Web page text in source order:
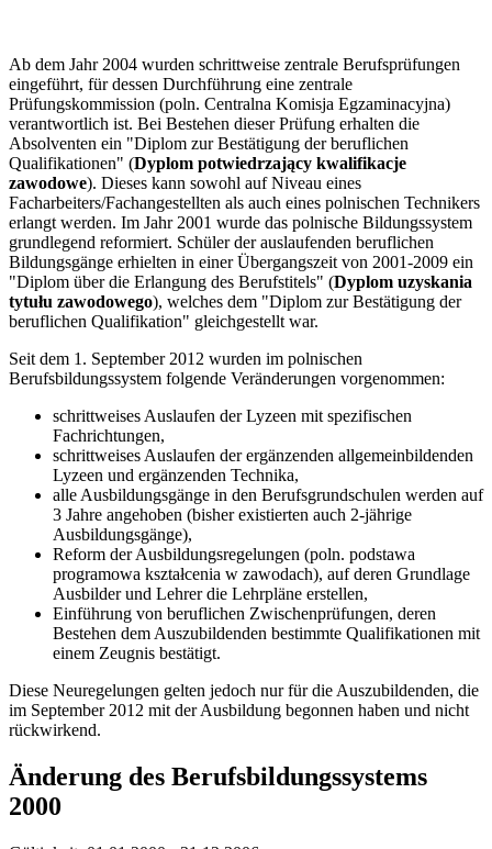
Ab dem Jahr 2004 wurden schrittweise zentrale Berufsprüfungen
eingeführt, für dessen Durchführung eine zentrale
Prüfungskommission (poln. Centralna Komisja Egzaminacyjna)
verantwortlich ist. Bei Bestehen dieser Prüfung erhalten die
Absolventen ein "Diplom zur Bestätigung der beruflichen
Qualifikationen" (Dyplom potwiedrzający kwalifikacje
zawodowe). Dieses kann sowohl auf Niveau eines
Facharbeiters/Fachangestellten als auch eines polnischen Technikers
erlangt werden. Im Jahr 2001 wurde das polnische Bildungssystem
grundlegend reformiert. Schüler der auslaufenden beruflichen
Bildungsgänge erhielten in einer Übergangszeit von 2001-2009 ein
"Diplom über die Erlangung des Berufstitels" (Dyplom uzyskania
tytułu zawodowego), welches dem "Diplom zur Bestätigung der
beruflichen Qualifikation" gleichgestellt war.
Seit dem 1. September 2012 wurden im polnischen
Berufsbildungssystem folgende Veränderungen vorgenommen:
schrittweises Auslaufen der Lyzeen mit spezifischen
Fachrichtungen,
schrittweises Auslaufen der ergänzenden allgemeinbildenden
Lyzeen und ergänzenden Technika,
alle Ausbildungsgänge in den Berufsgrundschulen werden auf
3 Jahre angehoben (bisher existierten auch 2-jährige
Ausbildungsgänge),
Reform der Ausbildungsregelungen (poln. podstawa
programowa kształcenia w zawodach), auf deren Grundlage
Ausbilder und Lehrer die Lehrpläne erstellen,
Einführung von beruflichen Zwischenprüfungen, deren
Bestehen dem Auszubildenden bestimmte Qualifikationen mit
einem Zeugnis bestätigt.
Diese Neuregelungen gelten jedoch nur für die Auszubildenden, die
im September 2012 mit der Ausbildung begonnen haben und nicht
rückwirkend.
Änderung des Berufsbildungssystems
2000